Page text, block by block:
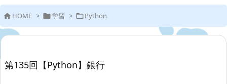
 HOME > 学習 > Python
第135回【Python】銀行